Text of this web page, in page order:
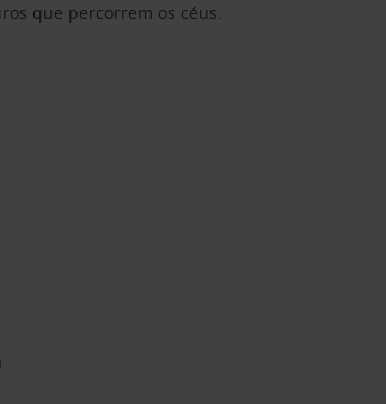
que percorrem os céus.